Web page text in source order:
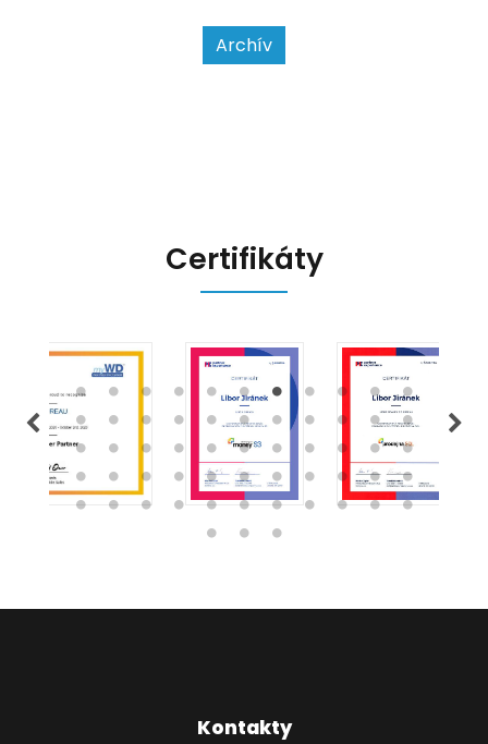
usnadnit život podnikatelům i
kontrolním orgánům. Podívejme se
na hlavní změny, které EET 2.0
Archív
Certifikáty
Kontakty